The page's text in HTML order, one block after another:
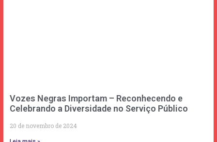
Vozes Negras Importam – Reconhecendo e
Celebrando a Diversidade no Serviço Público
20 de novembro de 2024